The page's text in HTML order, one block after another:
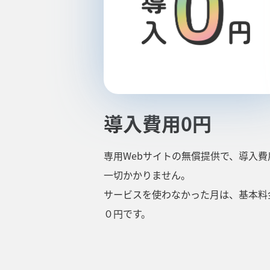
導入費用0円
専用Webサイトの無償提供で、導入
一切かかりません。
サービスを使わなかった月は、基本
０円です。